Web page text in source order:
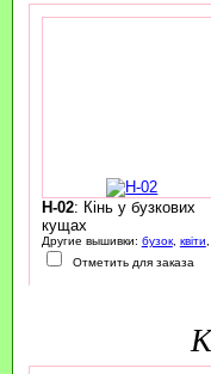
H-02: Кінь у бузкових
кущах
Другие вышивки: бузок, квіти,
Отметить для заказа